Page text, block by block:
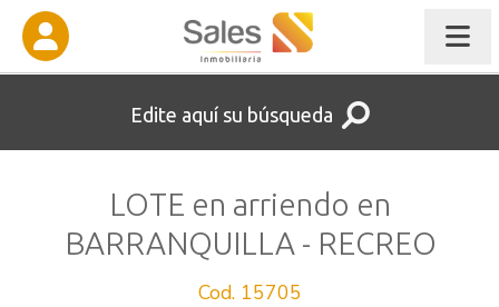
Edite aquí su búsqueda
LOTE en arriendo en
BARRANQUILLA - RECREO
Cod. 15705